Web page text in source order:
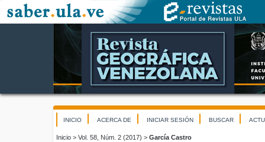
INICIO ACERCA DE INICIAR SESIÓN BUSCAR
Inicio > Vol. 58, Núm. 2 (2017) > García Castro